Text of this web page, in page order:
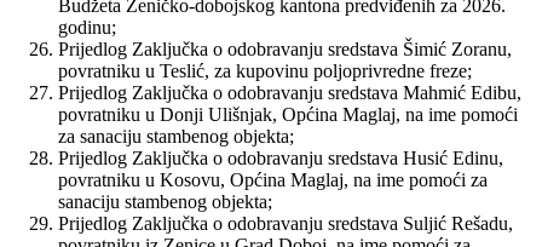
Budžeta Zeničko-dobojskog kantona predviđenih za 2026.
godinu;
Prijedlog Zaključka o odobravanju sredstava Šimić Zoranu,
povratniku u Teslić, za kupovinu poljoprivredne freze;
Prijedlog Zaključka o odobravanju sredstava Mahmić Edibu,
povratniku u Donji Ulišnjak, Općina Maglaj, na ime pomoći
za sanaciju stambenog objekta;
Prijedlog Zaključka o odobravanju sredstava Husić Edinu,
povratniku u Kosovu, Općina Maglaj, na ime pomoći za
sanaciju stambenog objekta;
Prijedlog Zaključka o odobravanju sredstava Suljić Rešadu,